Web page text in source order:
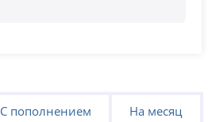
С пополнением На месяц